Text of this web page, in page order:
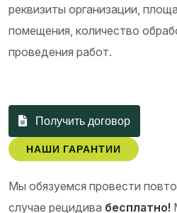
реквизиты организации,
помещения, количество
проведения работ.
Получить договор
НАШИ ГАРАНТИИ
Мы обязуемся провести
случае рецидива бесплатно!